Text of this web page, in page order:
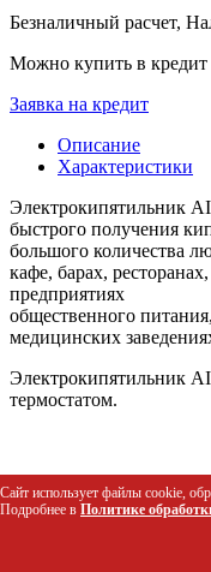
Безналичный расчет,
Можно купить в кредит
Заявка на кредит
Описание
Характеристики
Электрокипятильник
быстрого получения
большого количества
кафе, барах,
предприятиях
общественного
медицинских
Электрокипятильник
термостатом.
Характеристики
Сайт использует файлы cookie,
Подробнее в Политике